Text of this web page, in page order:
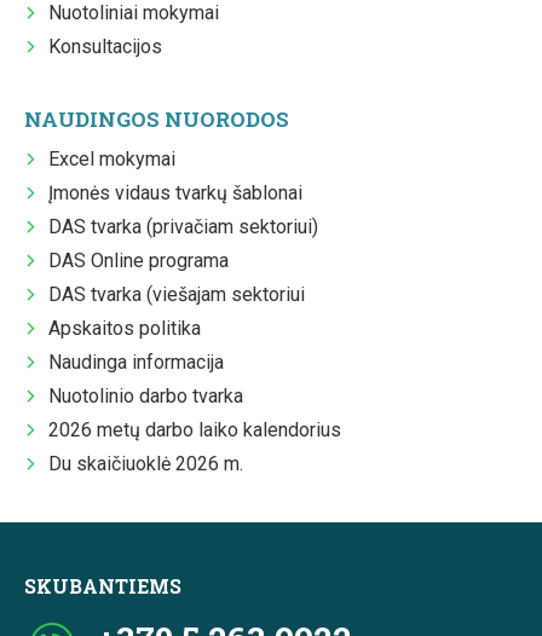
Nuotoliniai mokymai
Konsultacijos
NAUDINGOS NUORODOS
Excel mokymai
Įmonės vidaus tvarkų šablonai
DAS tvarka (privačiam sektoriui)
DAS Online programa
DAS tvarka (viešajam sektoriui
Apskaitos politika
Naudinga informacija
Nuotolinio darbo tvarka
2026 metų darbo laiko kalendorius
Du skaičiuoklė 2026 m.
SKUBANTIEMS